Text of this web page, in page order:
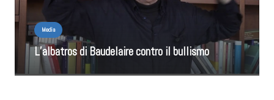
Media
L’albatros di Baudelaire contro il bullismo